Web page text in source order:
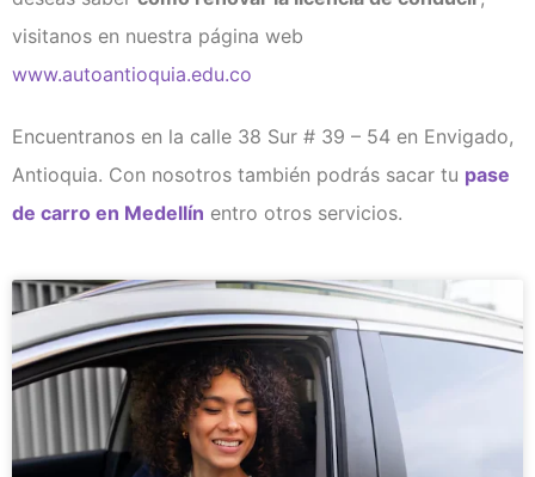
visitanos en nuestra página web
www.autoantioquia.edu.co
Encuentranos en la calle 38 Sur # 39 – 54 en Envigado,
Antioquia. Con nosotros también podrás sacar tu pase
de carro en Medellín entro otros servicios.